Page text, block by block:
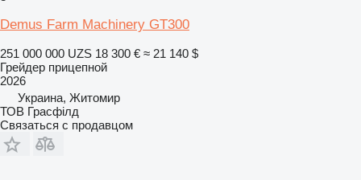
Demus Farm Machinery GT300
251 000 000 UZS 18 300 € ≈ 21 140 $
Грейдер прицепной
2026
Украина, Житомир
ТОВ Грасфілд
Связаться с продавцом